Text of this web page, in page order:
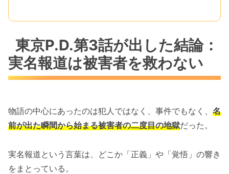
東京P.D.第3話が出した結論：
実名報道は被害者を救わない
物語の中心にあったのは犯人ではなく、事件でもなく、 名
前が出た瞬間から始まる被害者の二度目の地獄だった。
実名報道という言葉は、どこか「正義」や「覚悟」の響き
をまとっている。